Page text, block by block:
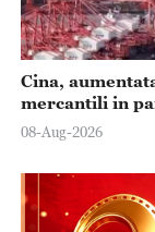
Cina,
mercantili in
08-Aug-2026